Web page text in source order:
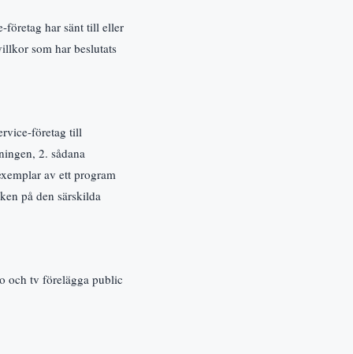
företag har sänt till eller
som har beslutats
företag till
2. sådana
av ett program
på den särskilda
och tv förelägga public